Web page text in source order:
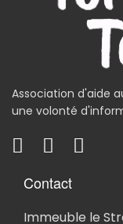
Association d'aide
une volonté
Contact
Immeuble le